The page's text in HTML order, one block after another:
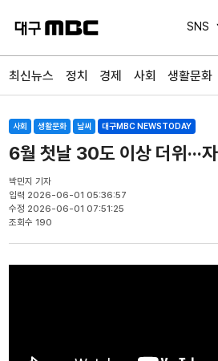
SNS
최신뉴스 정치 경제 사회 생활문화
사회 생활문화 날씨 대구MBC NEWSTODAY
6월 첫날 30도 이상 더위···
박민지 기자
입력 2026-06-01 05:36:57
수정 2026-06-01 07:51:25
조회수 190